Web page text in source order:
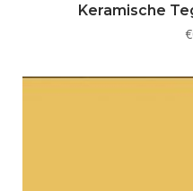
Keramische
€